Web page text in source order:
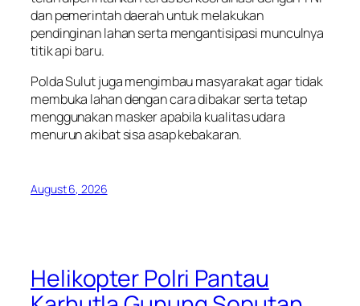
dan pemerintah daerah untuk melakukan
pendinginan lahan serta mengantisipasi munculnya
titik api baru.
Polda Sulut juga mengimbau masyarakat agar tidak
membuka lahan dengan cara dibakar serta tetap
menggunakan masker apabila kualitas udara
menurun akibat sisa asap kebakaran.
August 6, 2026
Helikopter Polri Pantau